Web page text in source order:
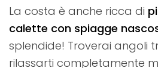
La costa è anche ricca di
calette con spiagge
splendide! Troverai angoli
rilassarti completamente